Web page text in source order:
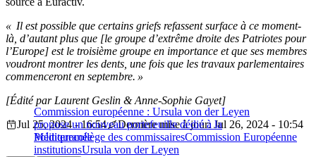
« Il est possible que certains griefs refassent surface à ce moment-
là, d’autant plus que [le groupe d’extrême droite des Patriotes pour
l’Europe] est le troisième groupe en importance et que ses membres
voudront montrer les dents, une fois que les travaux parlementaires
commenceront en septembre. »
Commission européenne : Ursula von der Leyen
propose un nouveau portefeuille dédié à la
Méditerranée
[Édité par Laurent Geslin & Anne-Sophie Gayet]
Jul 25, 2024 - 16:54
Dernière mise à jour: Jul 26, 2024 - 10:54
Politiquecollège des commissairesCommission Européenne
institutionsUrsula von der Leyen